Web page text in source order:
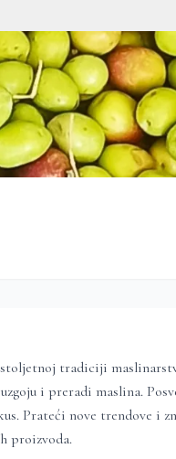
tradiciji
i preradi maslina.
Prateći nove trendove i
proizvoda.